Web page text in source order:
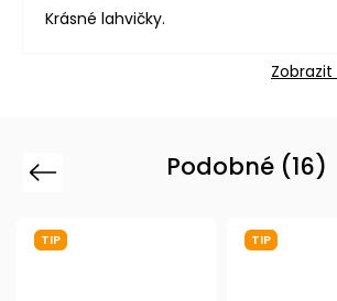
Krásné lahvičky.
Podobné (16)
Previous